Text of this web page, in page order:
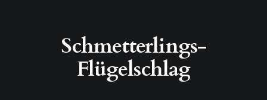
Schmetterlings-
Flügelschlag